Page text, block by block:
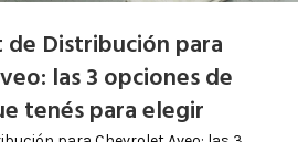
de Distribución para
las 3 opciones de
tenés para elegir